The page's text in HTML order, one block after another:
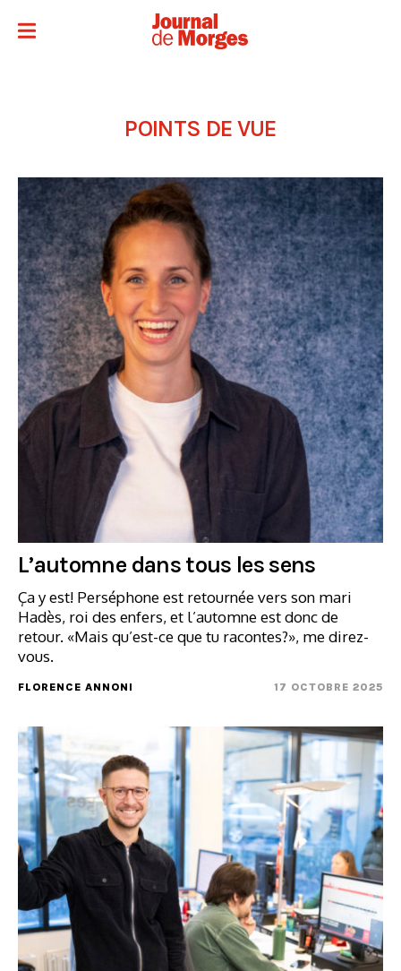
POINTS DE VUE
L’automne dans tous les sens
Ça y est! Perséphone est retournée vers son mari
Hadès, roi des enfers, et l’automne est donc de
retour. «Mais qu’est-ce que tu racontes?», me direz-
vous.
FLORENCE ANNONI 17 OCTOBRE 2025